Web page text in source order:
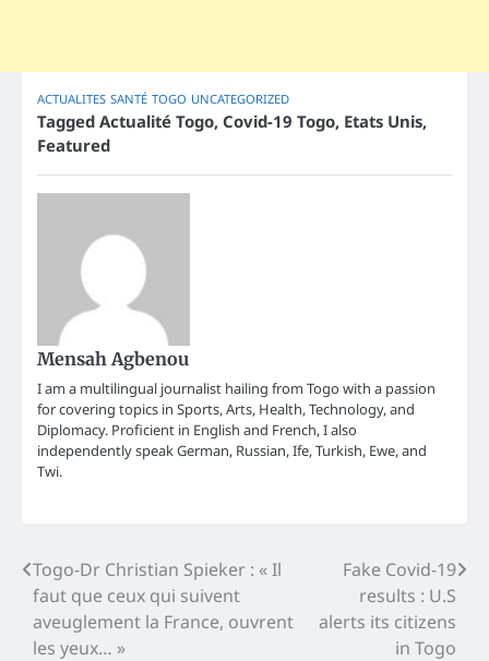
ACTUALITES SANTÉ TOGO UNCATEGORIZED
Tagged Actualité Togo, Covid-19 Togo, Etats Unis,
Featured
Mensah Agbenou
I am a multilingual journalist hailing from Togo with a passion
for covering topics in Sports, Arts, Health, Technology, and
Diplomacy. Proficient in English and French, I also
independently speak German, Russian, Ife, Turkish, Ewe, and
Twi.
Post
navigation
Togo-Dr Christian Spieker : « Il
faut que ceux qui suivent
aveuglement la France, ouvrent
les yeux… »
Fake Covid-19
results : U.S
alerts its citizens
in Togo